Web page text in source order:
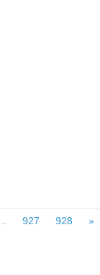
927 928 »